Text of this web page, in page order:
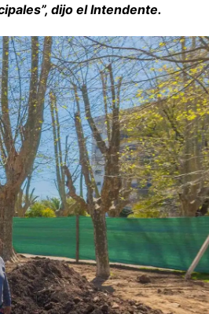
dijo el Intendente.